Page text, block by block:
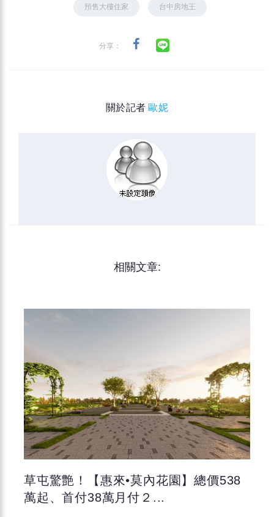
預售大樓住家 台中房地王
分享：
關於記者 歐妮
相關文章:
草屯驚艶！【惠來•莫內花園】總價538
萬起、首付38萬月付２...